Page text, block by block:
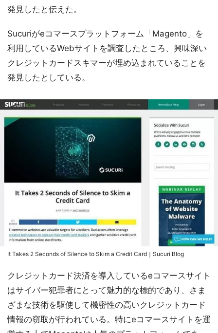
発見したと伝えた。
Sucuriがeコマースプラットフォーム「Magento」を
利用しているWebサイトを調査したところ、興味深い
クレジットカードスキマーが埋め込まれていることを
発見したとしている。
It Takes 2 Seconds of Silence to Skim a Credit Card｜Sucuri Blog
クレジットカード決済を導入しているeコマースサイト
はサイバー犯罪者にとって魅力的な標的であり、さま
ざまな技術を駆使して機密性の高いクレジットカード
情報の窃取が行われている。特にeコマースサイトを運